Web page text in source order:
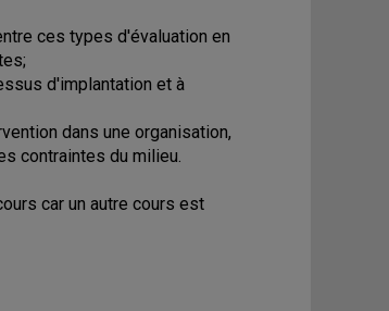
ces types d'évaluation en
d'implantation et à
dans une organisation,
contraintes du milieu.
car un autre cours est